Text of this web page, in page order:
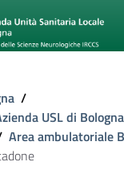
/
USL di Bologna
Area ambulatoriale